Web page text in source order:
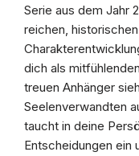
Serie aus dem Jahr
reichen,
dich als
treuen Anhänger
Seelenverwandten
taucht in deine
Entscheidungen ein